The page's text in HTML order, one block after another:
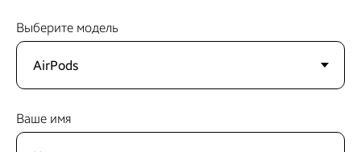
Выберите модель
Ваше имя